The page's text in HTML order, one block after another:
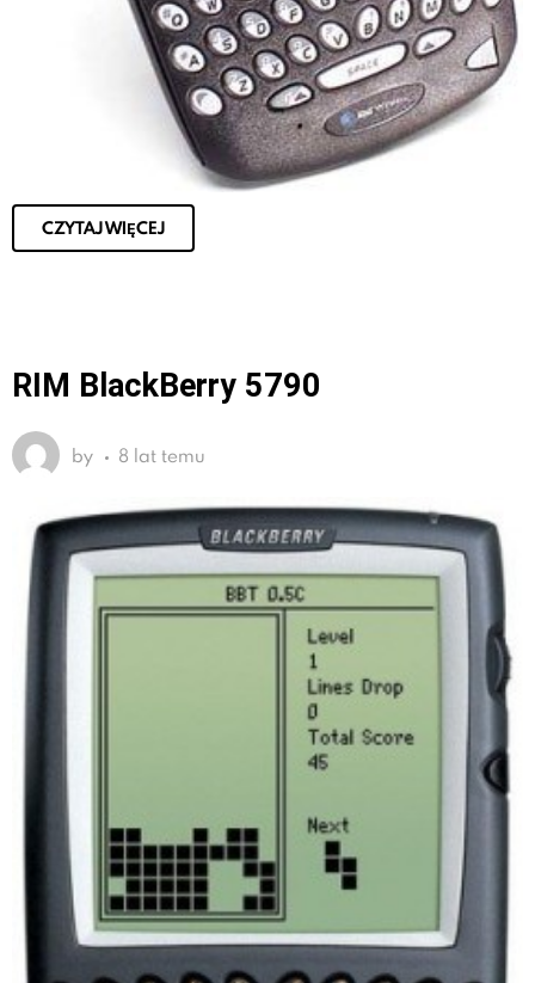
CZYTAJ WIĘCEJ
RIM BlackBerry 5790
by 8 lat temu